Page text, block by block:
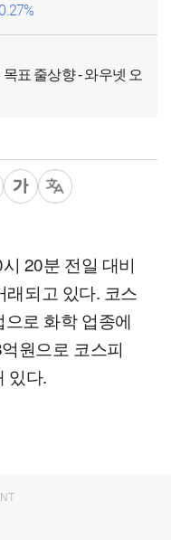
표 줄상향 - 와우넷 오
20분 전일 대비
래되고 있다. 코스
로 화학 업종에
원으로 코스피
있다.